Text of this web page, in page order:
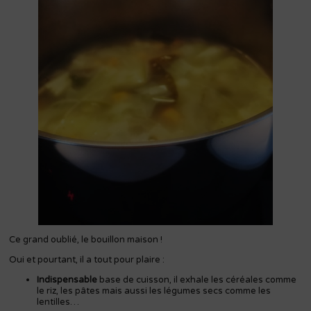
PRENDRE RENDEZ-VOUS
Ce grand oublié, le bouillon maison !
Oui et pourtant, il a tout pour plaire :
Indispensable base de cuisson, il exhale les céréales comme
le riz, les pâtes mais aussi les légumes secs comme les
lentilles…